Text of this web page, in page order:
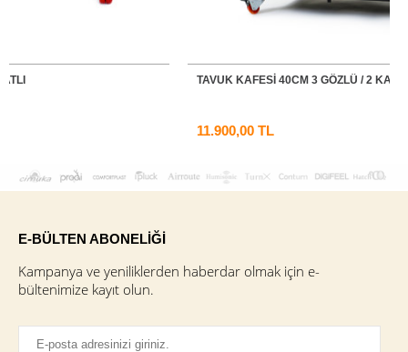
TAVUK KAFESİ 40CM 3 GÖZLÜ / 2 KATLI
E-BÜLTEN ABONELİĞİ
Kampanya ve yeniliklerden haberdar olmak için e-
bültenimize kayıt olun.